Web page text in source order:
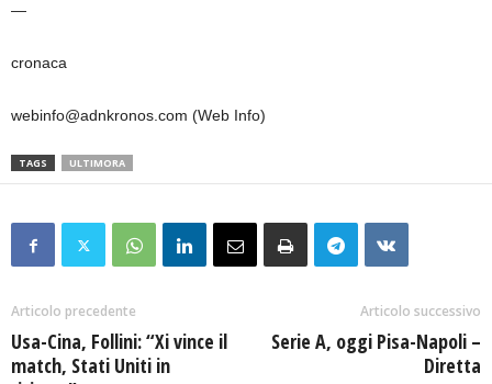
—
cronaca
webinfo@adnkronos.com (Web Info)
TAGS ULTIMORA
Articolo precedente
Usa-Cina, Follini: “Xi vince il
match, Stati Uniti in
Articolo successivo
Serie A, oggi Pisa-Napoli –
Diretta